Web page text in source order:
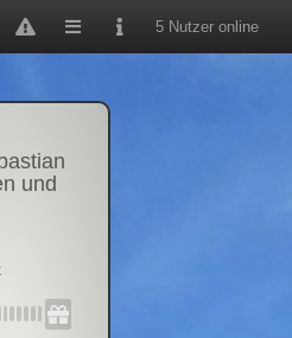
5 Nutzer online
und